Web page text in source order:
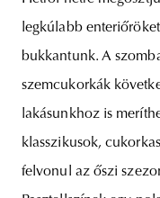
legkúlabb
bukkantunk. A
szemcukorkák
lakásunkhoz is
klasszikusok,
felvonul az őszi